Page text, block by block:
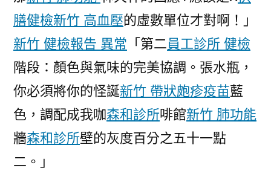
一
休
息
獎
章
李
秋
膳健檢新竹 高血壓的虛數單位才對啊！」
新竹 健檢報告 異常 「第二員工診所 健檢
階段：顏色與氣味的完美協調。張水瓶，
你必須將你的怪誕新竹 帶狀皰疹疫苗藍
色，調配成我咖森和診所啡館新竹 肺功能
牆森和診所壁的灰度百分之五十一點
二。」